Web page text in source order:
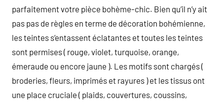
parfaitement votre pièce bohème-chic. Bien qu’il n’y ait
pas pas de règles en terme de décoration bohémienne,
les teintes s’entassent éclatantes et toutes les teintes
sont permises ( rouge, violet, turquoise, orange,
émeraude ou encore jaune ). Les motifs sont chargés (
broderies, fleurs, imprimés et rayures ) et les tissus ont
une place cruciale ( plaids, couvertures, coussins,